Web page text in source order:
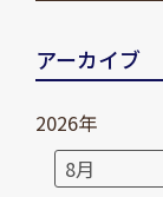
アーカイブ
2026年
8月